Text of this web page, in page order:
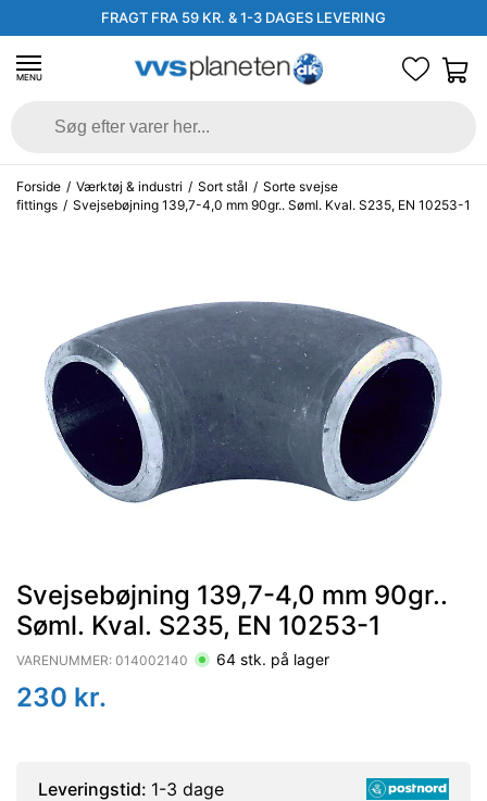
FRAGT FRA 59 KR. & 1-3 DAGES LEVERING
MENU
Forside / Værktøj & industri / Sort stål / Sorte svejse
fittings / Svejsebøjning 139,7-4,0 mm 90gr.. Søml. Kval. S235, EN 10253-1
Svejsebøjning 139,7-4,0 mm 90gr..
Søml. Kval. S235, EN 10253-1
VARENUMMER: 014002140 64 stk. på lager
230 kr.
Leveringstid: 1-3 dage